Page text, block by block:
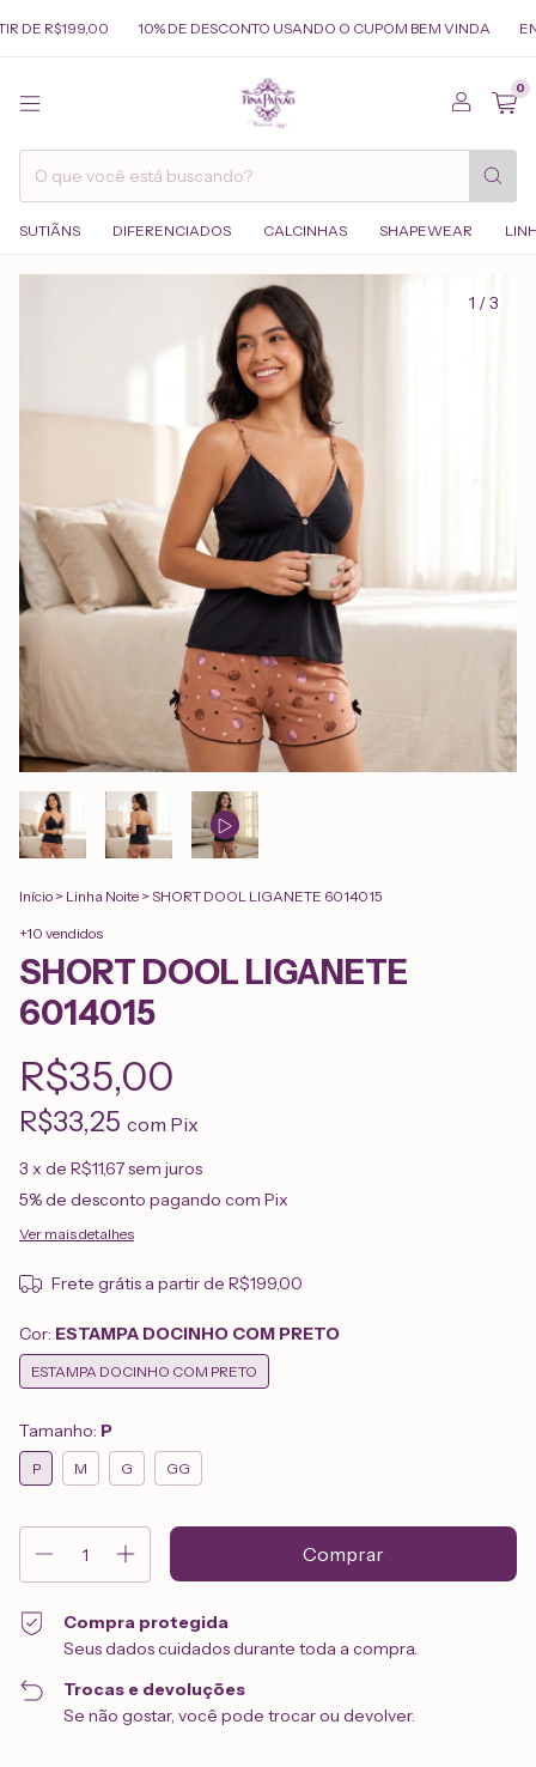
R$199,00 10% DE DESCONTO USANDO O CUPOM BEM VINDA
0
SUTIÃNS DIFERENCIADOS CALCINHAS SHAPEWEAR
1 /3
Início > Linha Noite > SHORT DOOL LIGANETE 6014015
+10 vendidos
SHORT DOOL LIGANETE
6014015
R$35,00
R$33,25 com Pix
3 x de R$11,67sem juros
5% de desconto pagando com Pix
Ver mais detalhes
Frete grátis a partir de R$199,00
Cor: ESTAMPA DOCINHO COM PRETO
ESTAMPA DOCINHO COM PRETO
Tamanho: P
P M G GG
Compra protegida
Seus dados cuidados durante toda a compra.
Trocas e devoluções
Se não gostar, você pode trocar ou devolver.